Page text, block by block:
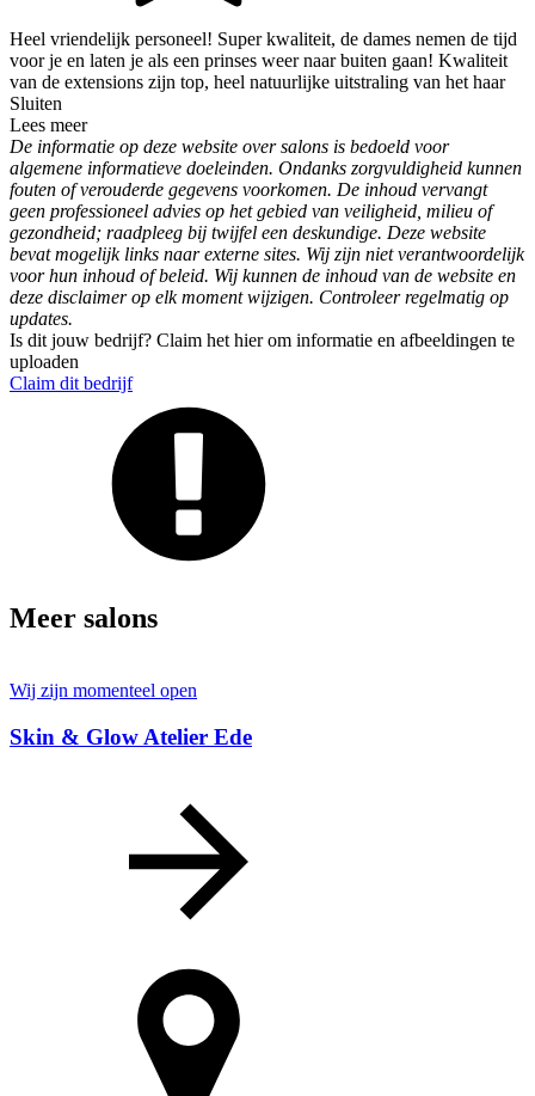
Heel vriendelijk personeel! Super kwaliteit, de dames nemen de tijd
voor je en laten je als een prinses weer naar buiten gaan! Kwaliteit
van de extensions zijn top, heel natuurlijke uitstraling van het haar
Sluiten
Lees meer
De informatie op deze website over salons is bedoeld voor
algemene informatieve doeleinden. Ondanks zorgvuldigheid kunnen
fouten of verouderde gegevens voorkomen. De inhoud vervangt
geen professioneel advies op het gebied van veiligheid, milieu of
gezondheid; raadpleeg bij twijfel een deskundige. Deze website
bevat mogelijk links naar externe sites. Wij zijn niet verantwoordelijk
voor hun inhoud of beleid. Wij kunnen de inhoud van de website en
deze disclaimer op elk moment wijzigen. Controleer regelmatig op
updates.
Is dit jouw bedrijf? Claim het hier om informatie en afbeeldingen te
uploaden
Claim dit bedrijf
Meer salons
Wij zijn momenteel open
Skin & Glow Atelier Ede